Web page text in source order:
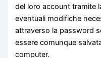
del loro account tramite
eventuali modifiche
attraverso la password
essere comunque
computer.